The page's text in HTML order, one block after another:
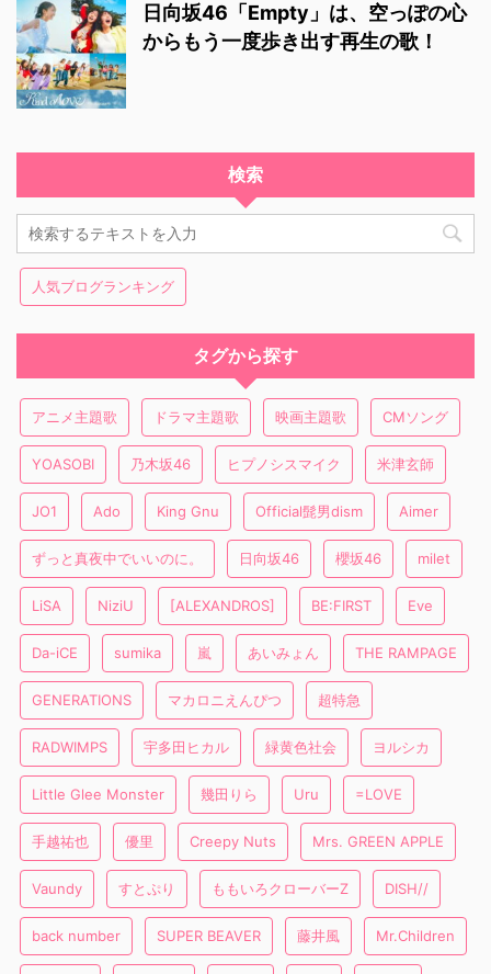
日向坂46「Empty」は、空っぽの心
からもう一度歩き出す再生の歌！
検索
人気ブログランキング
タグから探す
アニメ主題歌 ドラマ主題歌 映画主題歌 CMソング
YOASOBI 乃木坂46 ヒプノシスマイク 米津玄師
JO1 Ado King Gnu Official髭男dism Aimer
ずっと真夜中でいいのに。 日向坂46 櫻坂46 milet
LiSA NiziU [ALEXANDROS] BE:FIRST Eve
Da-iCE sumika 嵐 あいみょん THE RAMPAGE
GENERATIONS マカロニえんぴつ 超特急
RADWIMPS 宇多田ヒカル 緑黄色社会 ヨルシカ
Little Glee Monster 幾田りら Uru =LOVE
手越祐也 優里 Creepy Nuts Mrs. GREEN APPLE
Vaundy すとぷり ももいろクローバーZ DISH//
back number SUPER BEAVER 藤井風 Mr.Children